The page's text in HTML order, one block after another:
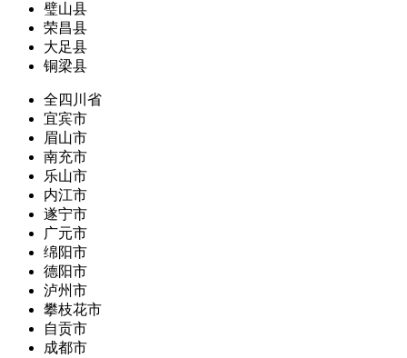
璧山县
荣昌县
大足县
铜梁县
全四川省
宜宾市
眉山市
南充市
乐山市
内江市
遂宁市
广元市
绵阳市
德阳市
泸州市
攀枝花市
自贡市
成都市